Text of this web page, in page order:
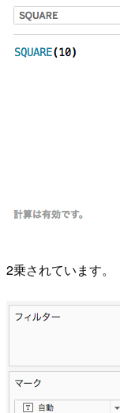
2乗されています。